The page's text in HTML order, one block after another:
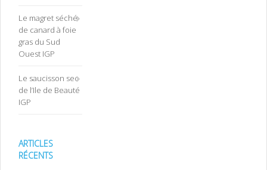
Le magret séché
de canard à foie
gras du Sud
Ouest IGP
Le saucisson sec
de l’Ile de Beauté
IGP
ARTICLES
RÉCENTS